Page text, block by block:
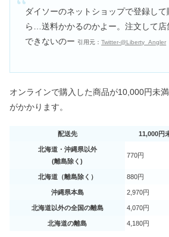
ダイソーのネットショップで登録し
ら…送料かかるのかよー。注文して店
できないのー 引用元：Twitter-@Liberty_Angler
オンラインで購入した商品が10,000円未
がかかります。
配送先 11,000円
北海道・沖縄県以外
(離島除く)
770円
北海道（離島除く） 880円
沖縄県本島 2,970円
北海道以外の全国の離島 4,070円
北海道の離島 4,180円